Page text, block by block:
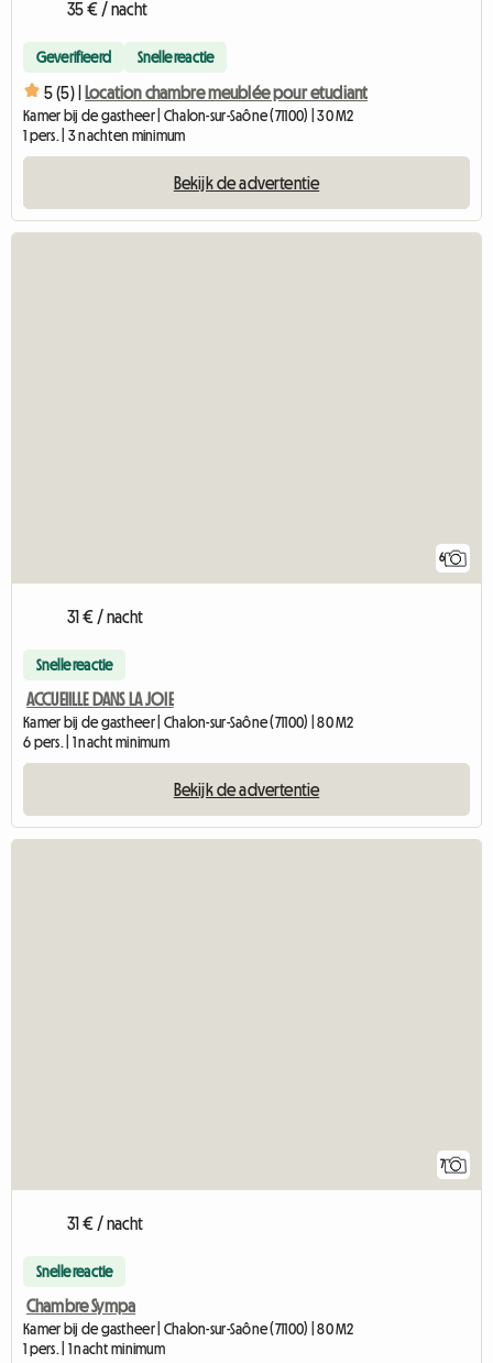
35 € / nacht
Geverifieerd Snelle reactie
5 (5) | Location chambre meublée pour etudiant
Kamer bij de gastheer | Chalon-sur-Saône (71100) | 30 M2
1 pers. | 3 nachten minimum
Bekijk de advertentie
6
31 € / nacht
Snelle reactie
ACCUEIILLE DANS LA JOIE
Kamer bij de gastheer | Chalon-sur-Saône (71100) | 80 M2
6 pers. | 1 nacht minimum
Bekijk de advertentie
7
31 € / nacht
Snelle reactie
Chambre Sympa
Kamer bij de gastheer | Chalon-sur-Saône (71100) | 80 M2
1 pers. | 1 nacht minimum